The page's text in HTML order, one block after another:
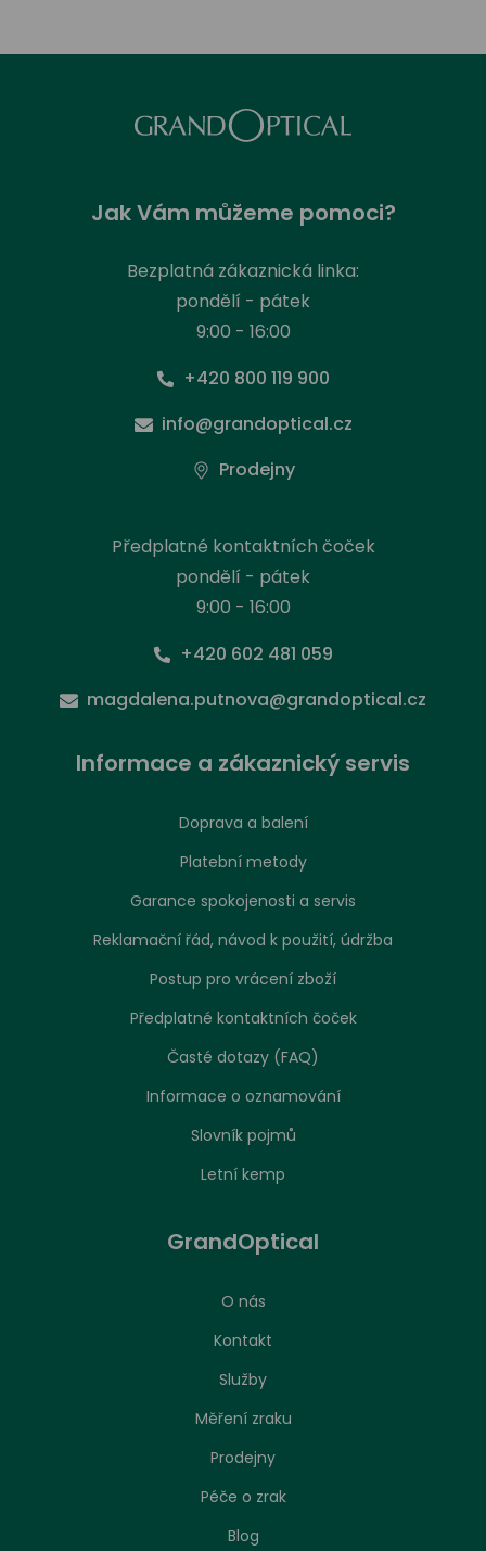
Jak Vám můžeme pomoci?
Bezplatná zákaznická linka:
pondělí - pátek
9:00 - 16:00
+420 800 119 900
info@grandoptical.cz
Prodejny
Předplatné kontaktních čoček
pondělí - pátek
9:00 - 16:00
+420 602 481 059
magdalena.putnova@grandoptical.cz
Informace a zákaznický servis
Doprava a balení
Platební metody
Garance spokojenosti a servis
Reklamační řád, návod k použití, údržba
Postup pro vrácení zboží
Předplatné kontaktních čoček
Časté dotazy (FAQ)
Informace o oznamování
Slovník pojmů
Letní kemp
GrandOptical
O nás
Kontakt
Služby
Měření zraku
Prodejny
Péče o zrak
Blog
Nastavení zpracování cookies